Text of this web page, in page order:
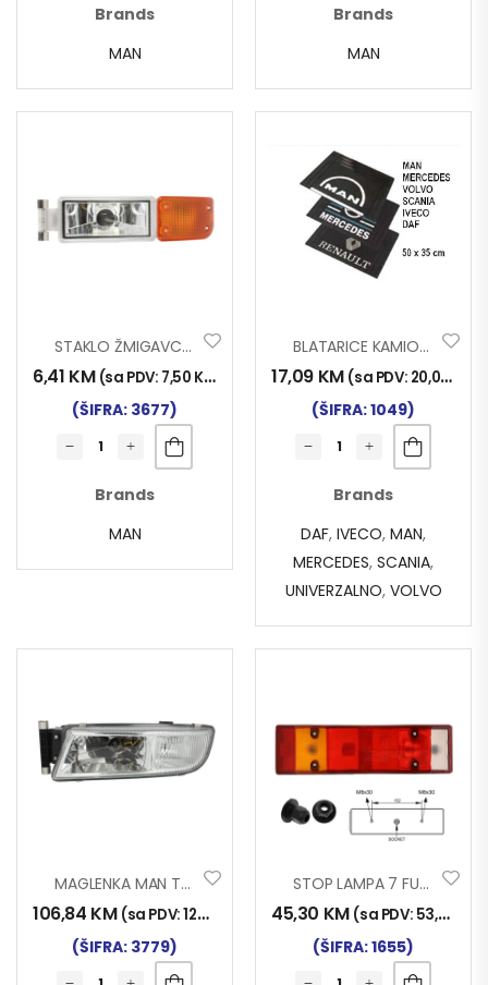
Brands
MAN
Brands
MAN
STAKLO ŽMIGAVCA MAN TG-A L
6,41 KM (sa PDV: 7,50 KM
(ŠIFRA: 3677)
Brands
MAN
BLATARICE KAMION MALE TR
17,09 KM (sa PDV: 20,00
(ŠIFRA: 1049)
Brands
DAF, IVECO, MAN,
MERCEDES, SCANIA,
UNIVERZALNO, VOLVO
MAGLENKA MAN TG-X L
106,84 KM (sa PDV:125,00
(ŠIFRA: 3779)
STOP LAMPA 7 FUNK RAV.
45,30 KM (sa PDV: 53,00
(ŠIFRA: 1655)